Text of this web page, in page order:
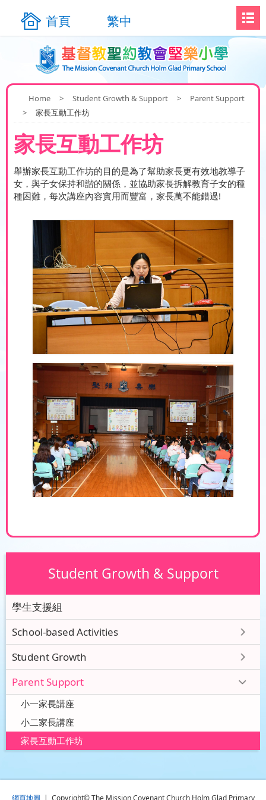
首頁 繁中
Home > Student Growth & Support >
Parent Support
>
家長互動工作坊
家長互動工作坊
舉辦家長互動工作坊的目的是為了幫助家長更有效地教導子
女，與子女保持和諧的關係，並協助家長拆解教育子女的種
種困難，每次講座內容實用而豐富，家長萬不能錯過!
Student Growth & Support
學生支援組
School-based Activities
Student Growth
Parent Support
小一家長講座
小二家長講座
家長互動工作坊
網頁地圖 | Copyright© The Mission Covenant Church Holm Glad Primary